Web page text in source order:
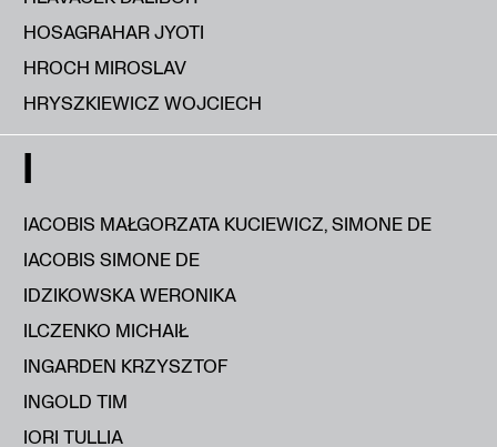
HOSAGRAHAR JYOTI
HROCH MIROSLAV
HRYSZKIEWICZ WOJCIECH
I
IACOBIS MAŁGORZATA KUCIEWICZ, SIMONE DE
IACOBIS SIMONE DE
IDZIKOWSKA WERONIKA
ILCZENKO MICHAIŁ
INGARDEN KRZYSZTOF
INGOLD TIM
IORI TULLIA